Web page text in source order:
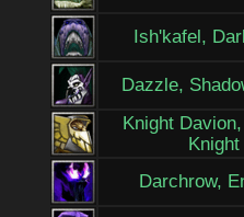
Ish'kafel,
Dazzle,
Knight
Knight
Darchrow,